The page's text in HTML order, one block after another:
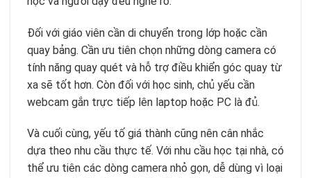
Đối với giáo viên cần di chuyển trong lớp hoặc cần
quay bảng. Cần ưu tiên chọn những dòng camera có
tính năng quay quét và hỗ trợ điều khiển góc quay từ
xa sẽ tốt hơn. Còn đối với học sinh, chủ yếu cần
webcam gắn trực tiếp lên laptop hoặc PC là đủ.
Và cuối cùng, yếu tố giá thành cũng nên cân nhắc
dựa theo nhu cầu thực tế. Với nhu cầu học tại nhà, có
thể ưu tiên các dòng camera nhỏ gọn, dễ dùng vì loại